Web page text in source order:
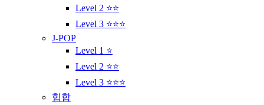
Level 2 ⭐⭐
Level 3 ⭐⭐⭐
J-POP
Level 1 ⭐
Level 2 ⭐⭐
Level 3 ⭐⭐⭐
힙합